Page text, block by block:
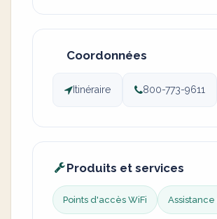
Coordonnées
Itinéraire 800-773-9611
Produits et services
Points d'accès WiFi